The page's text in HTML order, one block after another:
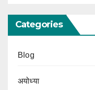
Categories
Blog
अयोध्या